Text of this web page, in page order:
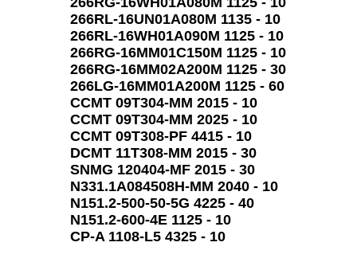
266RL-16UN01A080M 1135 - 10
266RL-16WH01A090M 1125 - 10
266RG-16MM01C150M 1125 - 10
266RG-16MM02A200M 1125 - 30
266LG-16MM01A200M 1125 - 60
CCMT 09T304-MM 2015 - 10
CCMT 09T304-MM 2025 - 10
CCMT 09T308-PF 4415 - 10
DCMT 11T308-MM 2015 - 30
SNMG 120404-MF 2015 - 30
N331.1A084508H-MM 2040 - 10
N151.2-500-50-5G 4225 - 40
N151.2-600-4E 1125 - 10
CP-A 1108-L5 4325 - 10